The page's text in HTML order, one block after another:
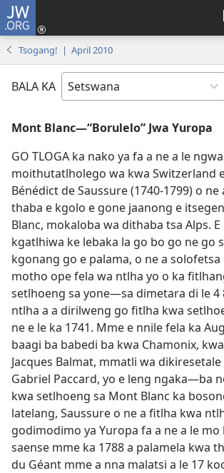
JW.ORG
e
Tsogang! | April 2010
BALA KA
Mont Blanc—“Borulelo” Jwa Yuropa
GO TLOGA ka nako ya fa a ne a le
moithutatlholego wa kwa Switzerland
Bénédict de Saussure (1740-1799) o
thaba e kgolo e gone jaanong e
Blanc, mokaloba wa dithaba tsa Alps. E
kgatlhiwa ke lebaka la go bo go ne go
kgonang go e palama, o ne a solofetsa
motho ope fela wa ntlha yo o ka
setlhoeng sa yone—sa dimetara di le 4
ntlha a a dirilweng go fitlha kwa
ne e le ka 1741. Mme e nnile fela ka
baagi ba babedi ba kwa Chamonix,
Jacques Balmat, mmatli wa
Gabriel Paccard, yo e leng ngaka—ba
kwa setlhoeng sa Mont Blanc ka
latelang, Saussure o ne a fitlha kwa
godimodimo ya Yuropa fa a ne a le
saense mme ka 1788 a palamela kwa
du Géant mme a nna malatsi a le 17